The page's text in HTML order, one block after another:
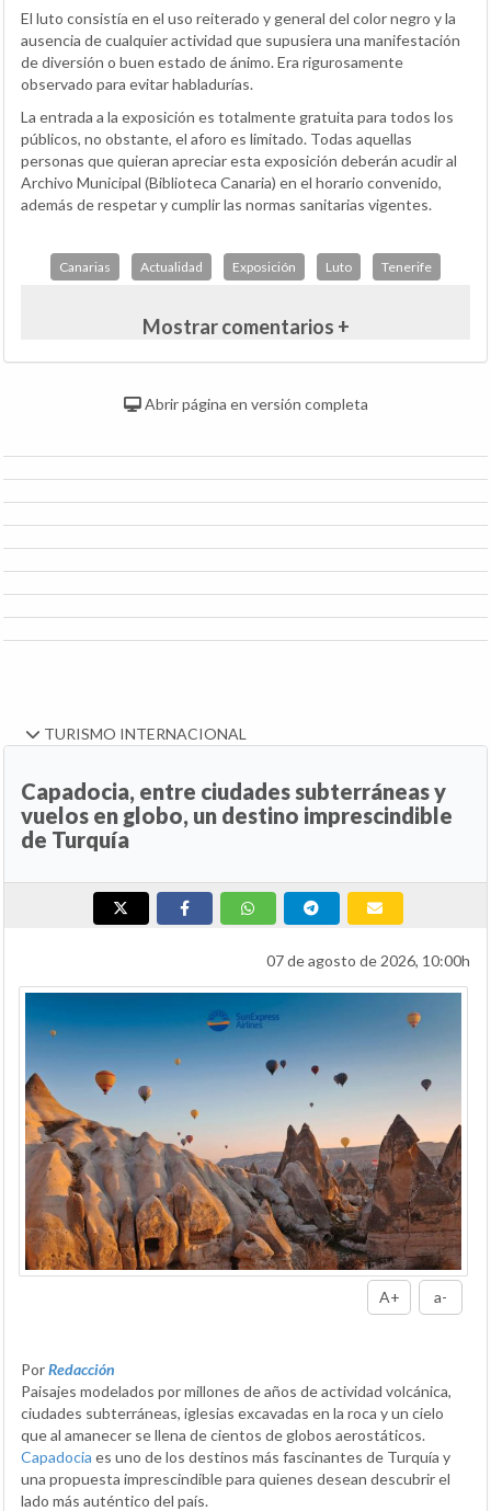
El luto consistía en el uso reiterado y general del color negro y la
ausencia de cualquier actividad que supusiera una manifestación
de diversión o buen estado de ánimo. Era rigurosamente
observado para evitar habladurías.
La entrada a la exposición es totalmente gratuita para todos los
públicos, no obstante, el aforo es limitado. Todas aquellas
personas que quieran apreciar esta exposición deberán acudir al
Archivo Municipal (Biblioteca Canaria) en el horario convenido,
además de respetar y cumplir las normas sanitarias vigentes.
Canarias Actualidad Exposición Luto Tenerife
Mostrar comentarios +
Abrir página en versión completa
TURISMO INTERNACIONAL
Capadocia, entre ciudades subterráneas y
vuelos en globo, un destino imprescindible
de Turquía
07 de agosto de 2026, 10:00h
A+ a-
PorRedacción
Paisajes modelados por millones de años de actividad volcánica,
ciudades subterráneas, iglesias excavadas en la roca y un cielo
que al amanecer se llena de cientos de globos aerostáticos.
Capadocia es uno de los destinos más fascinantes de Turquía y
una propuesta imprescindible para quienes desean descubrir el
lado más auténtico del país.